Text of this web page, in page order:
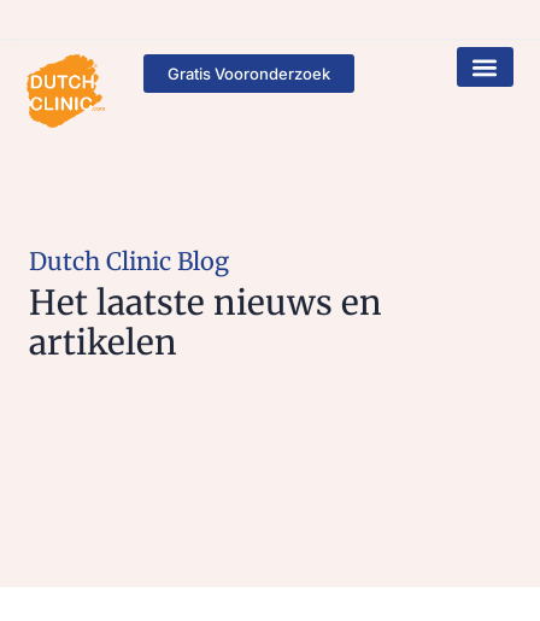
Gratis Vooronderzoek
Dutch Clinic Blog
Het laatste nieuws en
artikelen